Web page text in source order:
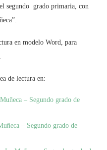
segundo grado primaria, con
en modelo Word, para
de lectura en:
– Segundo grado de
– Segundo grado de